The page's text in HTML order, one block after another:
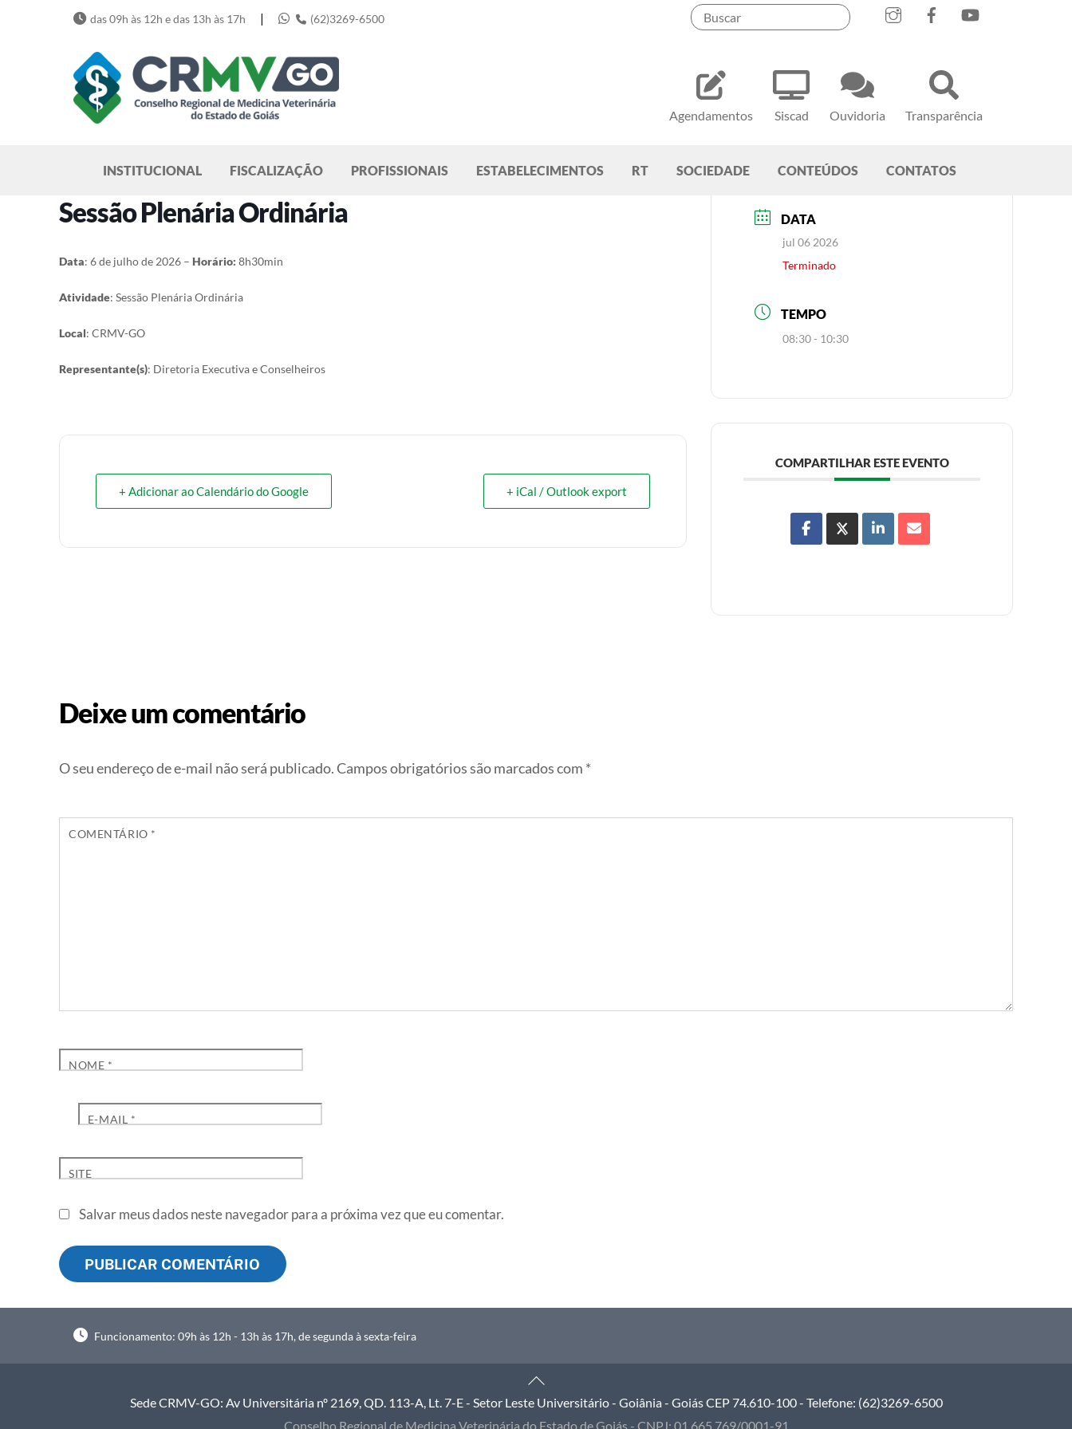
Agendamentos Siscad Ouvidoria Transparência
das 09h às 12h e das 13h às 17h | (62)3269-6500
INSTITUCIONAL FISCALIZAÇÃO PROFISSIONAIS ESTABELECIMENTOS RT SOCIEDADE CONTEÚDOS CONTATOS
Sessão Plenária Ordinária
Data: 6 de julho de 2026 – Horário: 8h30min
Atividade: Sessão Plenária Ordinária
Local: CRMV-GO
Representante(s): Diretoria Executiva e Conselheiros
+ Adicionar ao Calendário do Google + iCal / Outlook export
DATA
jul 06 2026
Terminado
TEMPO
08:30 - 10:30
COMPARTILHAR ESTE EVENTO
Deixe um comentário
O seu endereço de e-mail não será publicado.Campos obrigatórios são marcados com *
COMENTÁRIO *
NOME *
E-MAIL *
SITE
Salvar meus dados neste navegador para a próxima vez que eu comentar.
Funcionamento: 09h às 12h - 13h às 17h, de segunda à sexta-feira
Back
To
Top
Sede CRMV-GO: Av Universitária nº 2169, QD. 113-A, Lt. 7-E - Setor Leste Universitário - Goiânia - Goiás CEP 74.610-100 - Telefone: (62)3269-6500
Conselho Regional de Medicina Veterinária do Estado de Goiás - CNPJ: 01.665.769/0001-91